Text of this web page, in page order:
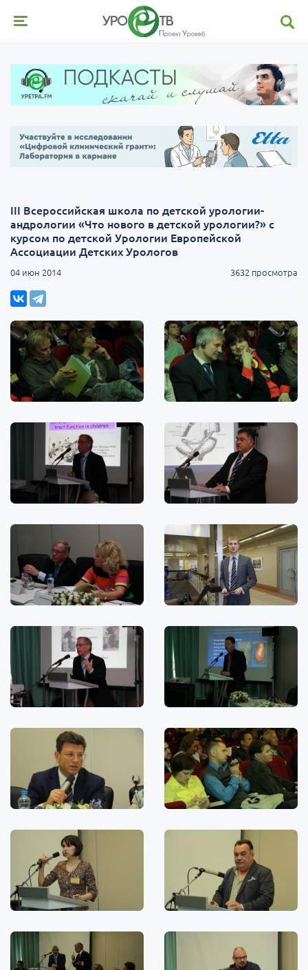
III Всероссийская школа по детской урологии-
андрологии «Что нового в детской урологии?» с
курсом по детской Урологии Европейской
Ассоциации Детских Урологов
04 июн 2014 3632 просмотра